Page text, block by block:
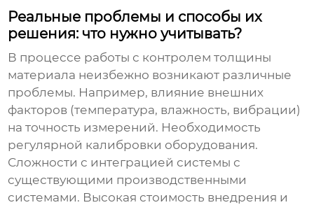
Реальные проблемы и способы их
решения: что нужно учитывать?
В процессе работы с контролем толщины
материала неизбежно возникают различные
проблемы. Например, влияние внешних
факторов (температура, влажность, вибрации)
на точность измерений. Необходимость
регулярной калибровки оборудования.
Сложности с интеграцией системы с
существующими производственными
системами. Высокая стоимость внедрения и